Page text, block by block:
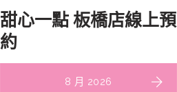
甜心一點 板橋店線上預
約
8 月 2026